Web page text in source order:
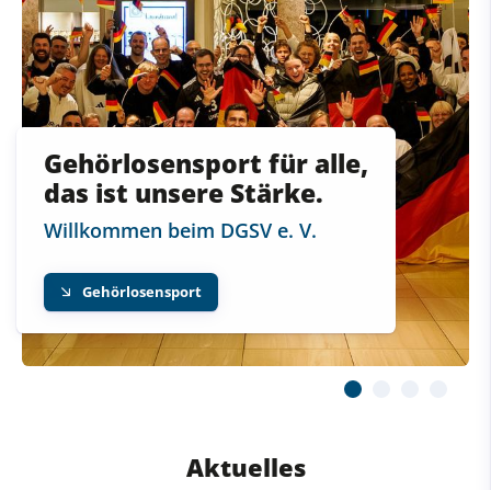
Gehörlosensport für alle,
das ist unsere Stärke.
Willkommen beim DGSV e. V.
Gehörlosensport
Aktuelles